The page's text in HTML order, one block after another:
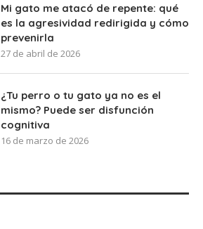
Mi gato me atacó de repente: qué
es la agresividad redirigida y cómo
prevenirla
27 de abril de 2026
¿Tu perro o tu gato ya no es el
mismo? Puede ser disfunción
cognitiva
16 de marzo de 2026